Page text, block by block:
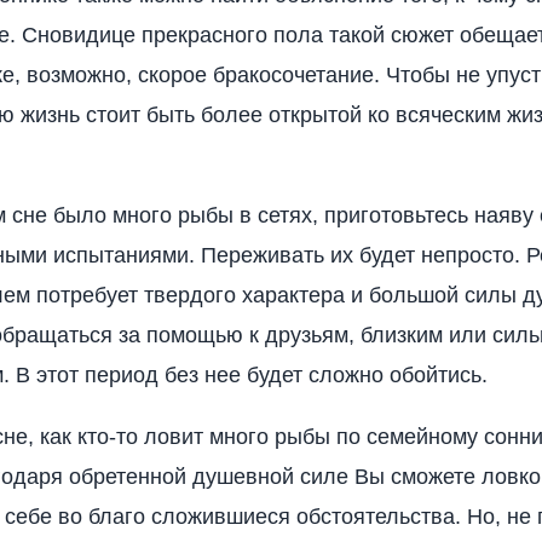
Сновидице прекрасного пола такой сюжет
возможно, скорое бракосочетание. Чтобы не
жизнь стоит быть более открытой ко всяческим
было много рыбы в сетях, приготовьтесь наяву
испытаниями. Переживать их будет непросто.
потребует твердого характера и большой силы
за помощью к друзьям, близким или
В этот период без нее будет сложно обойтись.
как кто-то ловит много рыбы по семейному
обретенной душевной силе Вы сможете ловко
себе во благо сложившиеся обстоятельства. Но,